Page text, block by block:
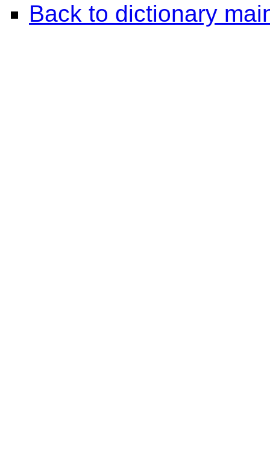
Back to dictionary